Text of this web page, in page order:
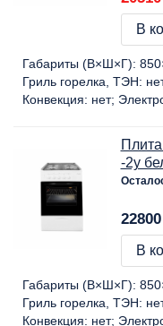
В
Габариты (В×Ш×Г):
Гриль горелка, ТЭН:
Конвекция: нет
-2у
В
Габариты (В×Ш×Г):
Гриль горелка, ТЭН:
Конвекция: нет